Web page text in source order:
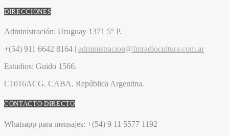
DIRECCIONES
Administración: Uruguay 1371 5° P.
+(54) 911 6642 8164 | administracion@fmradiocultura.com.ar
Estudios: Guido 1566.
C1016ACG. CABA. República Argentina.
CONTACTO DIRECTO
Whatsapp para mensajes: +(54) 9 11 5577 1192